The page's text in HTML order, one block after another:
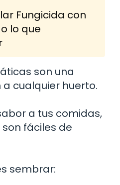
Fungicida con
lo que
son una
cualquier huerto.
a tus comidas,
fáciles de
sembrar: